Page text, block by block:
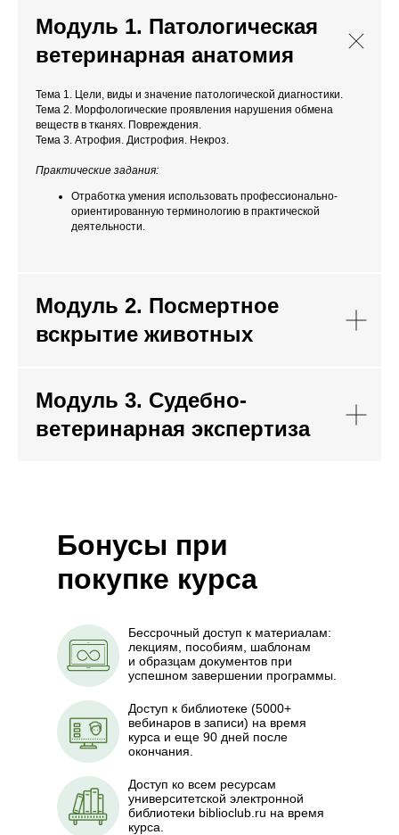
Имя
Телефон
Модуль 1. Патологическая
ветеринарная анатомия
Тема 1. Цели, виды и значение патологической диагностики.
Тема 2. Морфологические проявления нарушения обмена
веществ в тканях. Повреждения.
Тема 3. Атрофия. Дистрофия. Некроз.
Практические задания:
Отработка умения использовать профессионально-
ориентированную терминологию в практической
деятельности.
Модуль 2. Посмертное
вскрытие животных
Модуль 3. Судебно-
ветеринарная экспертиза
Бонусы при
покупке курса
Бессрочный доступ к материалам:
лекциям, пособиям, шаблонам
и образцам документов при
успешном завершении программы.
Доступ ко всем ресурсам
университетской электронной
библиотеки biblioclub.ru на время
курса.
Доступ к библиотеке (5000+
вебинаров в записи) на время
курса и еще 90 дней после
окончания.